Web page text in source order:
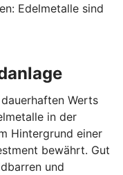
Edelmetalle sind
Werts
in der
Hintergrund einer
bewährt. Gut
und